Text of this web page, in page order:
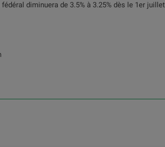
diminuera de 3.5% à 3.25% dès le 1er